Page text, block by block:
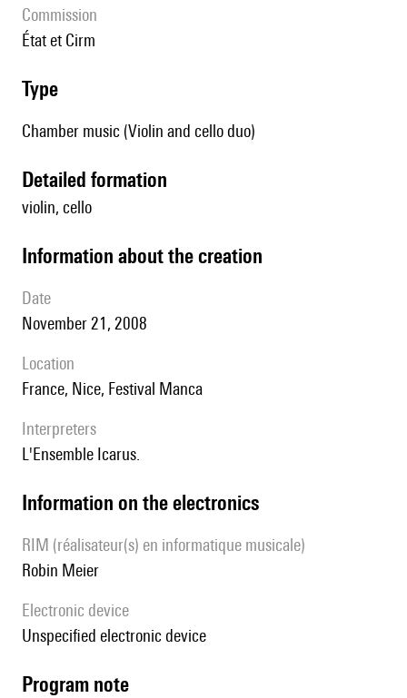
Commission
État et Cirm
type
Chamber music (Violin and cello duo)
detailed formation
violin, cello
information about the creation
date
November 21, 2008
location
France, Nice, Festival Manca
interpreters
l'Ensemble Icarus.
Information on the electronics
RIM (réalisateur(s) en informatique musicale)
Robin Meier
Electronic device
unspecified electronic device
Program note